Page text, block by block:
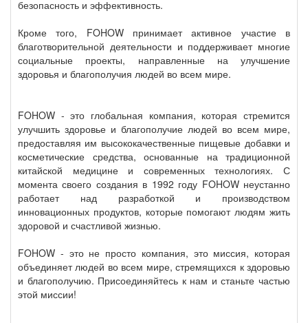
безопасность и эффективность.
Кроме того, FOHOW принимает активное участие в
благотворительной деятельности и поддерживает многие
социальные проекты, направленные на улучшение
здоровья и благополучия людей во всем мире.
FOHOW - это глобальная компания, которая стремится
улучшить здоровье и благополучие людей во всем мире,
предоставляя им высококачественные пищевые добавки и
косметические средства, основанные на традиционной
китайской медицине и современных технологиях. С
момента своего создания в 1992 году FOHOW неустанно
работает над разработкой и производством
инновационных продуктов, которые помогают людям жить
здоровой и счастливой жизнью.
FOHOW - это не просто компания, это миссия, которая
объединяет людей во всем мире, стремящихся к здоровью
и благополучию. Присоединяйтесь к нам и станьте частью
этой миссии!